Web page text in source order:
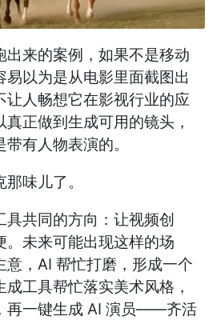
出来的案例，如果不是移动
以为是从电影里面截图出
人畅想它在影视行业的应
正做到生成可用的镜头，
有人物表演的。
味儿了。
共同的方向：让视频创
。未来可能出现这样的场
意，AI 帮忙打磨，形成一个
工具帮忙落实美术风格，
再一键生成 AI 演员——齐活